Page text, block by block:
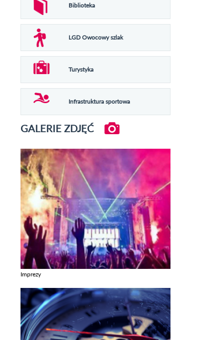
Biblioteka
LGD Owocowy szlak
Turystyka
Infrastruktura sportowa
GALERIE ZDJĘĆ
Imprezy